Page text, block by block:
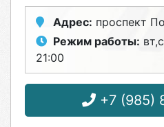
Адрес: проспект
Режим работы:
21:00
+7 (985)